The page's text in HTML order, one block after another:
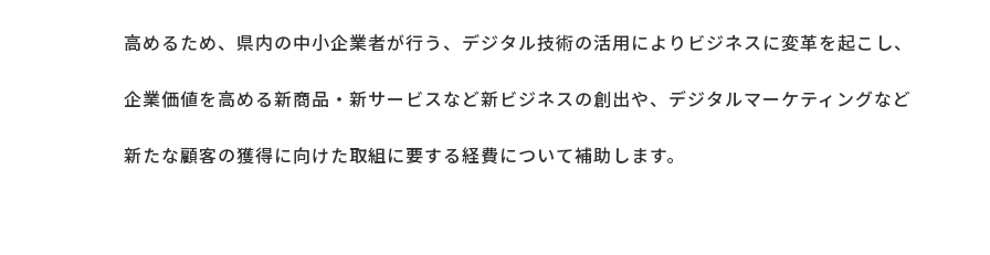
高めるため、県内の中小企業者が行う、デジタル技術の活用によりビジネスに変革を起こし、
企業価値を高める新商品・新サービスなど新ビジネスの創出や、デジタルマーケティングなど
新たな顧客の獲得に向けた取組に要する経費について補助します。